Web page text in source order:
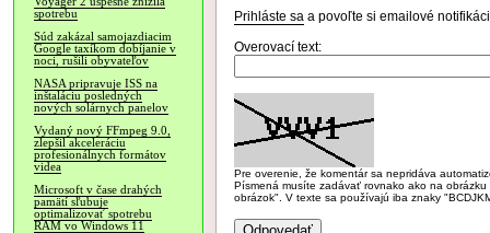
spotrebu
Súd zakázal samojazdiacim
Google taxíkom dobíjanie v
noci, rušili obyvateľov
NASA pripravuje ISS na
inštaláciu posledných
nových solárnych panelov
Vydaný nový FFmpeg 9.0,
zlepšil akceleráciu
profesionálnych formátov
videa
Microsoft v čase drahých
pamätí sľubuje
optimalizovať spotrebu
RAM vo Windows 11
Prihláste sa a povoľte si emailové
Overovací text:
Pre overenie, že komentár sa nepridáva
Písmená musíte zadávať rovnako ako na
obrázok". V texte sa používajú iba znaky